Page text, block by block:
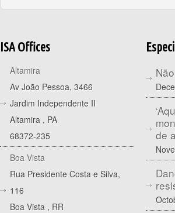
ISA Offices
Altamira
Av João Pessoa, 3466
Jardim Independente II
Altamira , PA
68372-235
Boa Vista
Rua Presidente Costa e Silva,
116
Boa Vista , RR
de